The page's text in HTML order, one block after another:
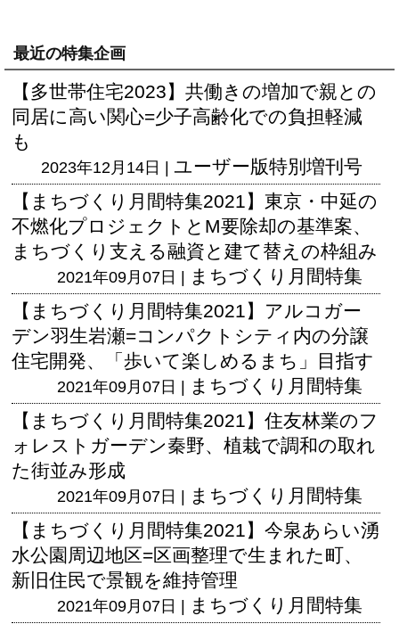
最近の特集企画
【多世帯住宅2023】共働きの増加で親との
同居に高い関心=少子高齢化での負担軽減
も
2023年12月14日 | ユーザー版特別増刊号
【まちづくり月間特集2021】東京・中延の
不燃化プロジェクトとM要除却の基準案、
まちづくり支える融資と建て替えの枠組み
2021年09月07日 | まちづくり月間特集
【まちづくり月間特集2021】アルコガー
デン羽生岩瀬=コンパクトシティ内の分譲
住宅開発、「歩いて楽しめるまち」目指す
2021年09月07日 | まちづくり月間特集
【まちづくり月間特集2021】住友林業のフ
ォレストガーデン秦野、植栽で調和の取れ
た街並み形成
2021年09月07日 | まちづくり月間特集
【まちづくり月間特集2021】今泉あらい湧
水公園周辺地区=区画整理で生まれた町、
新旧住民で景観を維持管理
2021年09月07日 | まちづくり月間特集